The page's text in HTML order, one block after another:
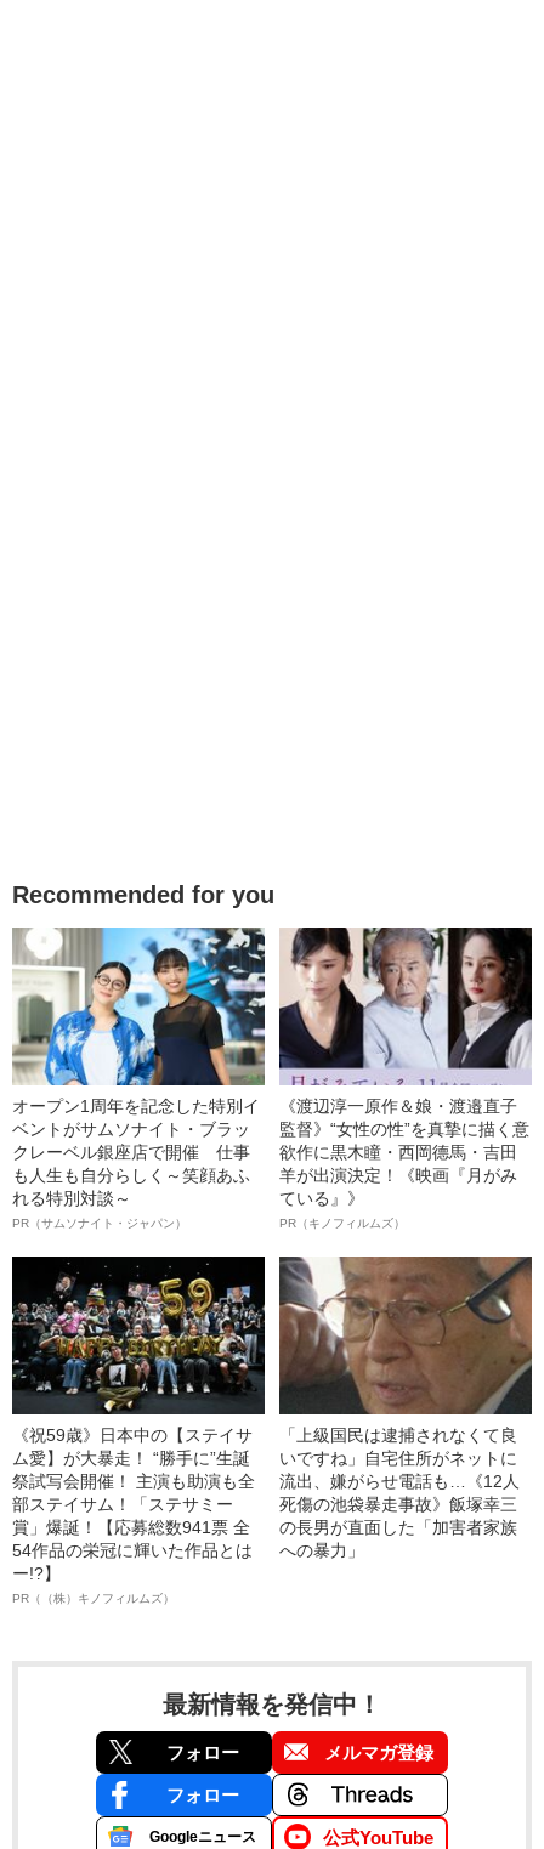
Recommended for you
オープン1周年を記念した特別イ
ベントがサムソナイト・ブラッ
クレーベル銀座店で開催 仕事
も人生も自分らしく～笑顔あふ
れる特別対談～
PR（サムソナイト・ジャパン）
《渡辺淳一原作＆娘・渡邉直子
監督》“女性の性”を真摯に描く意
欲作に黒木瞳・西岡德馬・吉田
羊が出演決定！《映画『月がみ
ている』》
PR（キノフィルムズ）
《祝59歳》日本中の【ステイサ
ム愛】が大暴走！ “勝手に”生誕
祭試写会開催！ 主演も助演も全
部ステイサム！「ステサミー
賞」爆誕！【応募総数941票 全
54作品の栄冠に輝いた作品とは
ー!?】
PR（（株）キノフィルムズ）
「上級国民は逮捕されなくて良
いですね」自宅住所がネットに
流出、嫌がらせ電話も…《12人
死傷の池袋暴走事故》飯塚幸三
の長男が直面した「加害者家族
への暴力」
最新情報を発信中！
フォロー メルマガ登録
フォロー
Googleニュース 公式YouTube